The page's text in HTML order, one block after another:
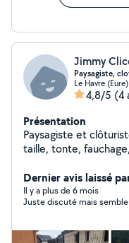
Jimmy
Paysagiste,
Le Havre (Eure)
4,8/5 (4
Présentation
Paysagiste et
taille, tonte,
Dernier avis laissé
Il y a plus de 6 mois
Juste discuté mais